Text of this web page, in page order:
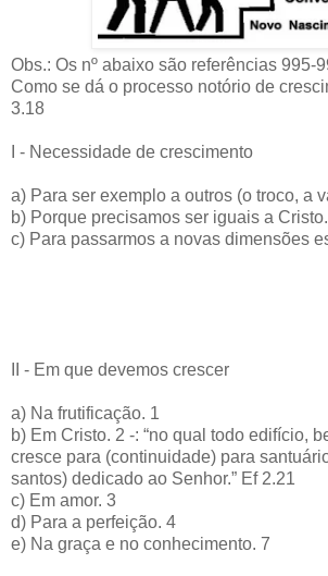
Obs.: Os nº abaixo são referências 995-
Como se dá o processo notório de
3.18
I - Necessidade de crescimento
a) Para ser exemplo a outros (o troco, a
b) Porque precisamos ser iguais a
c) Para passarmos a novas dimensões
II - Em que devemos crescer
a) Na frutificação. 1
b) Em Cristo. 2 -: “no qual todo edifício,
cresce para (continuidade) para
santos) dedicado ao Senhor.” Ef 2.21
c) Em amor. 3
d) Para a perfeição. 4
e) Na graça e no conhecimento. 7